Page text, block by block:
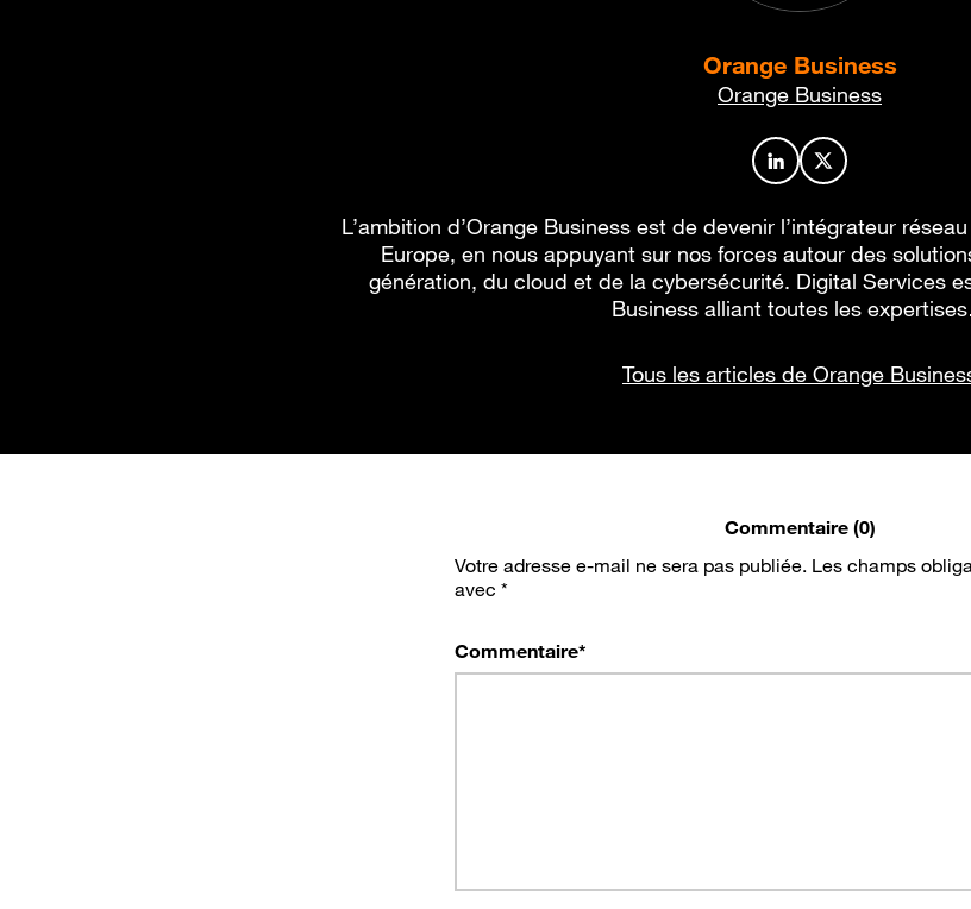
Orange Business
Orange Business
Profil de l’auteur sur
Profil de
L’ambition d’Orange Business est de devenir l’intégrateur
Europe, en nous appuyant sur nos forces autour des
génération, du cloud et de la cybersécurité. Digital Services
Business alliant toutes les
Tous les articles de Orange
Commentaire (0)
Votre adresse e-mail ne sera pas publiée. Les champs
avec *
Commentaire*